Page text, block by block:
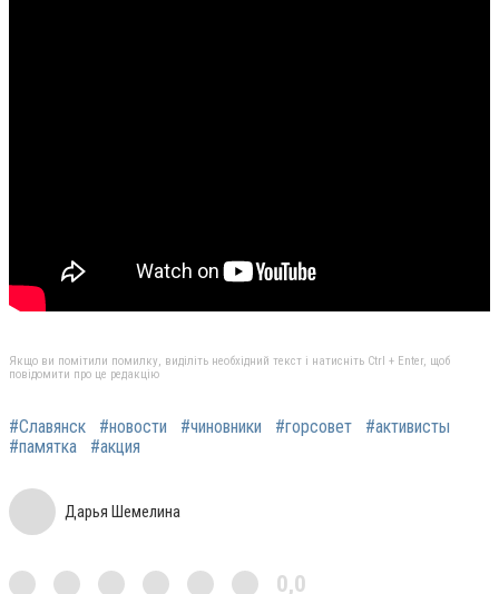
Якщо ви помітили помилку, виділіть необхідний текст і натисніть Ctrl + Enter, щоб
повідомити про це редакцію
#Славянск #новости #чиновники #горсовет
#активисты
#памятка
#акция
Дарья Шемелина
0,0